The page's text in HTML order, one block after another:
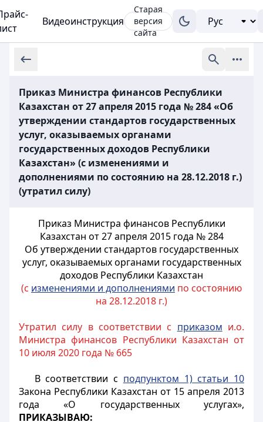
Видеоинструкция
Старая
версия
сайта
Приказ Министра финансов Республики
Казахстан от 27 апреля 2015 года № 284 «Об
утверждении стандартов государственных
услуг, оказываемых органами
государственных доходов Республики
Казахстан» (с изменениями и
дополнениями по состоянию на 28.12.2018 г.)
(утратил силу)
Приказ Министра финансов Республики
Казахстан от 27 апреля 2015 года № 284
Об утверждении стандартов государственных
услуг, оказываемых органами государственных
доходов Республики Казахстан
(с изменениями и дополнениями по состоянию
на 28.12.2018 г.)
Утратил силу в соответствии с приказом и.о.
Министра финансов Республики Казахстан от
10 июля 2020 года № 665
В соответствии с подпунктом 1) статьи 10
Закона Республики Казахстан от 15 апреля 2013
года «О государственных услугах»,
ПРИКАЗЫВАЮ: